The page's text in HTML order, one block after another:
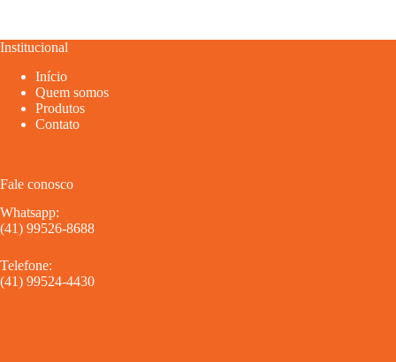
Institucional
Início
Quem somos
Produtos
Contato
Fale conosco
Whatsapp:
(41) 99526-8688
Telefone:
(41) 99524-4430